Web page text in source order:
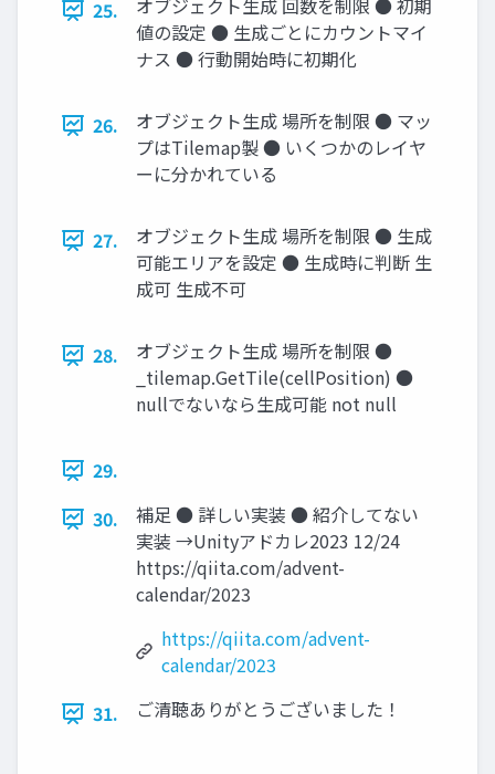
25.
オブジェクト生成 回数を制限 ● 初期
値の設定 ● 生成ごとにカウントマイ
ナス ● 行動開始時に初期化
26.
オブジェクト生成 場所を制限 ● マッ
プはTilemap製 ● いくつかのレイヤ
ーに分かれている
27.
オブジェクト生成 場所を制限 ● 生成
可能エリアを設定 ● 生成時に判断 生
成可 生成不可
28.
オブジェクト生成 場所を制限 ●
_tilemap.GetTile(cellPosition) ●
nullでないなら生成可能 not null
29.
30.
補足 ● 詳しい実装 ● 紹介してない
実装 →Unityアドカレ2023 12/24
https://qiita.com/advent-
calendar/2023
https://qiita.com/advent-
calendar/2023
31.
ご清聴ありがとうございました！